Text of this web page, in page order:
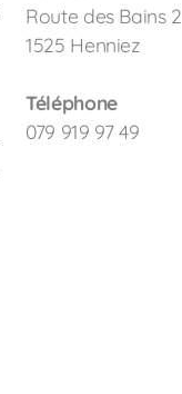
Route des Bains 2
1525 Henniez
Téléphone
079 919 97 49